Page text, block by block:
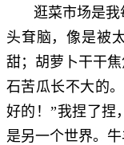
逛菜市场是
头耷脑，像是被
甜；胡萝卜干干
石苦瓜长不大的
好的！”我捏了捏
是另一个世界。